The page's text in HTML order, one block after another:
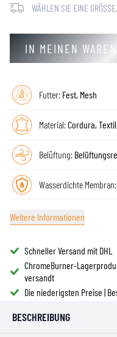
WÄHLEN SIE EINE
IN MEINEN
Futter: Fest, Mesh
Material:Cordura,
Belüftung:
Wasserdichte Membran:
Weitere Informationen
Schneller Versand mit DHL
ChromeBurner-
versandt
Die niederigsten Preise |
BESCHREIBUNG